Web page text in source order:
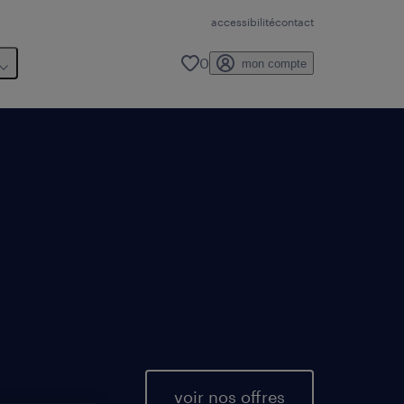
accessibilitécontact
0 mon compte
voir nos offres